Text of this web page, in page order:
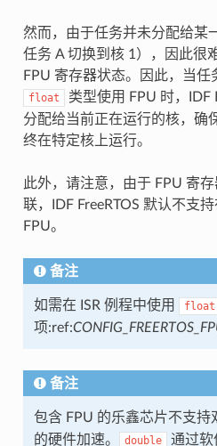
然而，由于任务并未分配给某
任务 A 切换到核 1），因此很
FPU 寄存器状态。因此，当任
float
类型使用 FPU 时，IDF
分配给当前正在运行的核，确
终在特定核上运行。
此外，请注意，由于 FPU 寄
联，IDF FreeRTOS 默认不支
FPU。
备注
如需在 ISR 例程中使用 float
项:ref:
备注
包含 FPU 的乐鑫芯片不支持
的硬件加速。 double 通过软